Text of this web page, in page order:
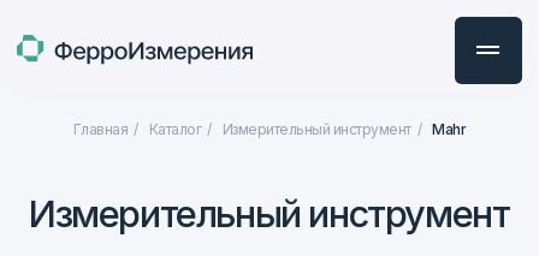
Главная / Каталог / Измерительный инструмент / Mahr